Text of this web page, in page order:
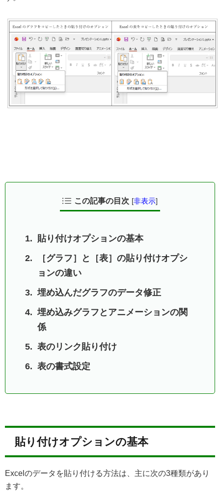
この記事の目次 [非表示]
貼り付けオプションの基本
［グラフ］と［表］の貼り付けオプシ
ョンの違い
埋め込んだグラフのデータ修正
埋め込みグラフとアニメーションの関
係
表のリンク貼り付け
表の書式設定
貼り付けオプションの基本
Excelのデータを貼り付ける方法は、主に次の3種類があり
ます。